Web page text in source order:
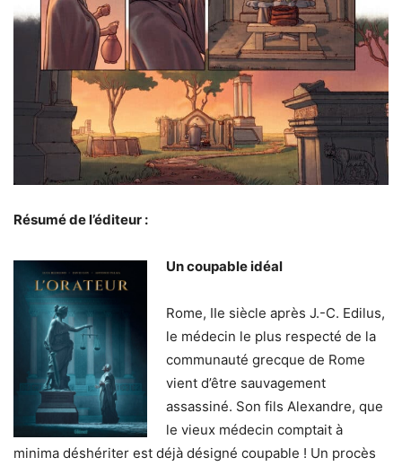
Résumé de l’éditeur :
Un coupable idéal
Rome, IIe siècle après J.-C. Edilus,
le médecin le plus respecté de la
communauté grecque de Rome
vient d’être sauvagement
assassiné. Son fils Alexandre, que
le vieux médecin comptait à
minima déshériter est déjà désigné coupable ! Un procès